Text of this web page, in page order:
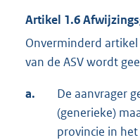
Artikel 1.6
Onverminderd
van de ASV wordt
a.
De aanvrager
(generieke)
provincie in